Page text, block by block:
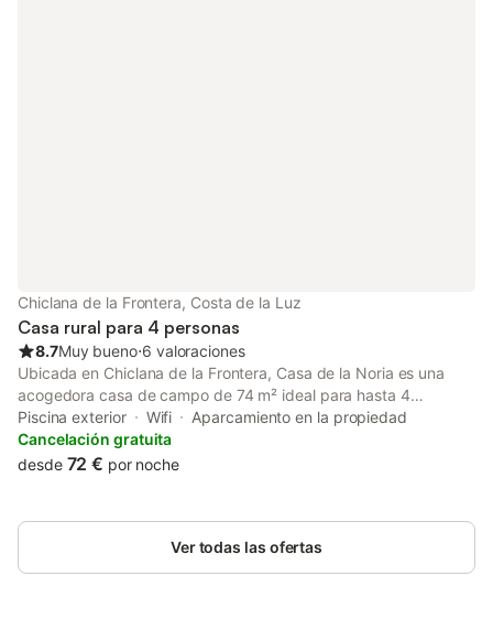
Chiclana de la Frontera, Costa de la Luz
Casa rural para 4 personas
8.7Muy bueno⋅6 valoraciones
Ubicada en Chiclana de la Frontera, Casa de la Noria es una
acogedora casa de campo de 74 m² ideal para hasta 4
personas. Dispone de 2 dormitorios y 1 baño, además de una
cocina totalmente equipada para vuestra comodidad.
Encontraréis Wi-Fi de alta velocidad apto para videollamadas,
cubierta, perfectos para relajaros al aire libre. La piscina exterior
privada os permitirá refrescaros durante la visita. El acceso
interior sin escalones añade comodidad adicional. Dispondréis
Piscina exterior Wifi
Aparcamiento en la propiedad
Cancelación gratuita
desde 72 € por noche
Ver todas las ofertas